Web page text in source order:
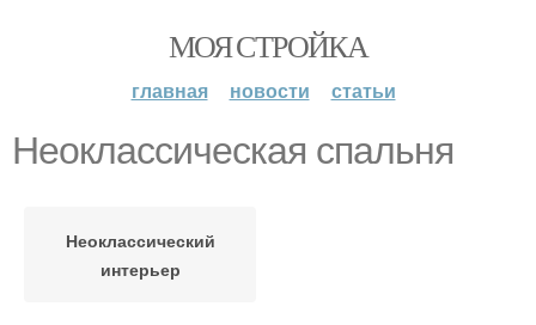
МОЯ СТРОЙКА
главная новости статьи
Неоклассическая спальня
Неоклассический
интерьер